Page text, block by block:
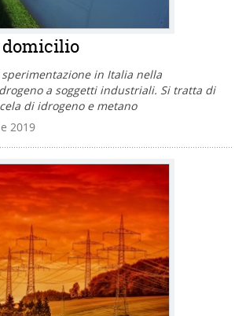
domicilio
in Italia nella
a soggetti industriali. Si tratta di
di idrogeno e metano
2019